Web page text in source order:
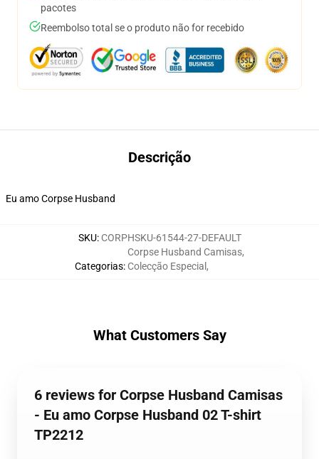
pacotes
Reembolso total se o produto não for recebido
Descrição
Eu amo Corpse Husband
SKU: CORPHSKU-61544-27-DEFAULT
Categorias:
Corpse Husband Camisas,
Colecção Especial ,
What Customers Say
6 reviews for Corpse Husband Camisas
- Eu amo Corpse Husband 02 T-shirt
TP2212